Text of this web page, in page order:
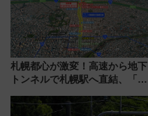
札幌都心が激変！高速から地下
トンネルで札幌駅へ直結、「創
から本格着工、延長4.8km整備